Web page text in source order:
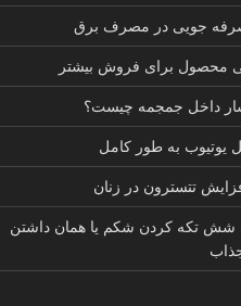
صرفه جویی در مصرف برق
محصول برای فروش بیشتر
داخل جمجمه چیست؟
به طور کامل
تتسترون در زنان
شش تکه کردن شکم یا همان داشتن